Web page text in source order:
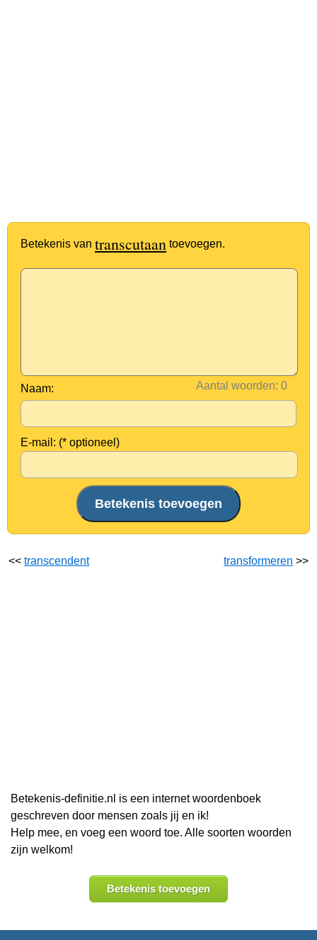
Betekenis van transcutaan toevoegen.
Aantal woorden:
Naam:
E-mail: (* optioneel)
<< transcendent transformeren >>
Betekenis-definitie.nl is een internet woordenboek
geschreven door mensen zoals jij en ik!
Help mee, en voeg een woord toe. Alle soorten woorden
zijn welkom!
Betekenis toevoegen